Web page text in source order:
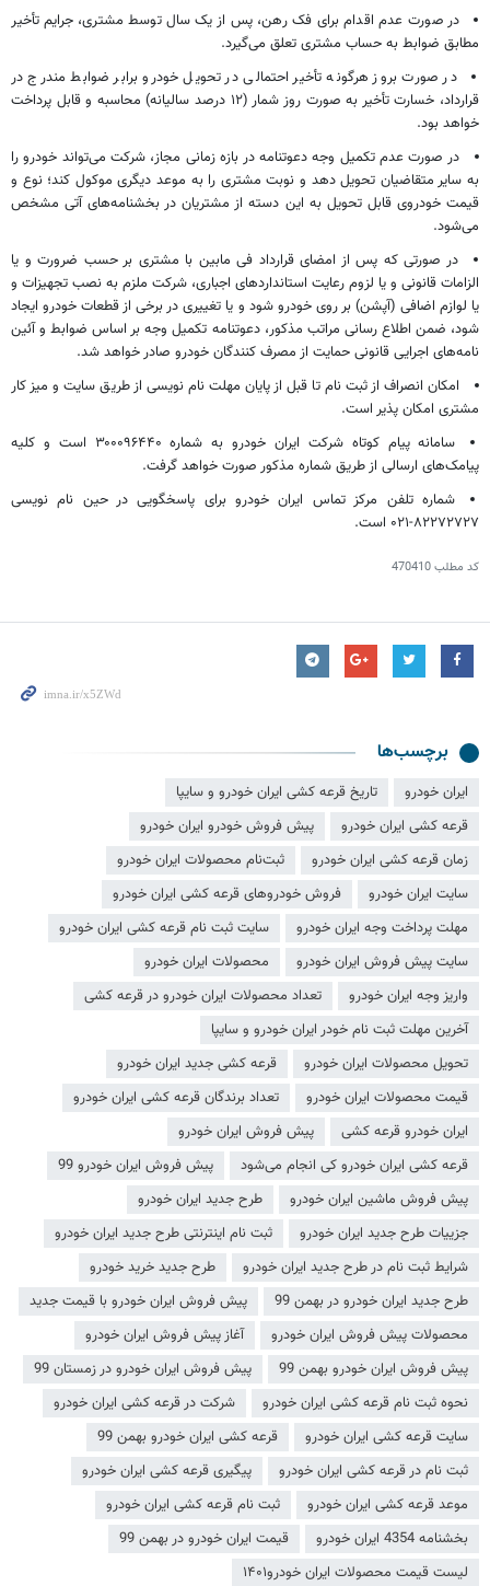
در صورت عدم اقدام برای فک رهن، پس از یک سال توسط مشتری، جرایم تأخیر
مطابق ضوابط به حساب مشتری تعلق می‌گیرد.
در صورت بروز هرگونه تأخیر احتمالی در تحویل خودرو برابر ضوابط مندرج در
قرارداد، خسارت تأخیر به صورت روز شمار (۱۲ درصد سالیانه) محاسبه و قابل پرداخت
خواهد بود.
در صورت عدم تکمیل وجه دعوتنامه در بازه زمانی مجاز، شرکت می‌تواند خودرو را
به سایر متقاضیان تحویل دهد و نوبت مشتری را به موعد دیگری موکول کند؛ نوع و
قیمت خودروی قابل تحویل به این دسته از مشتریان در بخشنامه‌های آتی مشخص
می‌شود.
در صورتی که پس از امضای قرارداد فی مابین با مشتری بر حسب ضرورت و یا
الزامات قانونی و یا لزوم رعایت استانداردهای اجباری، شرکت ملزم به نصب تجهیزات و
یا لوازم اضافی (آپشن) بر روی خودرو شود و یا تغییری در برخی از قطعات خودرو ایجاد
شود، ضمن اطلاع رسانی مراتب مذکور، دعوتنامه تکمیل وجه بر اساسضوابط و آئین
نامه‌های اجرایی قانونی حمایت از مصرف کنندگان خودرو صادر خواهد شد.
امکان انصراف ازثبت نام تا قبل از پایان مهلت نام نویسی از طریق سایت و میز کار
مشتری امکان پذیر است.
سامانه پیام کوتاه شرکت ایران خودرو به شماره ۳۰۰۰۹۶۴۴۰ است و کلیه
پیامک‌های ارسالی از طریق شماره مذکور صورت خواهد گرفت.
شماره تلفن مرکز تماس ایران خودرو برای پاسخگویی در حین نام نویسی
۸۲۲۷۲۷۲۷-۰۲۱ است.
کد مطلب470410
برچسب‌ها
ایران خودرو
تاریخ قرعه کشی ایران خودرو و سایپا
قرعه کشی ایران خودرو
پیش فروش خودرو ایران خودرو
زمان قرعه کشی ایران خودرو
ثبت‌نام محصولات ایران خودرو
سایت ایران خودرو
فروش خودروهای قرعه کشی ایران خودرو
مهلت پرداخت وجه ایران خودرو
سایت ثبت نام قرعه کشی ایران خودرو
سایت پیش فروش ایران خودرو
محصولات ایران خودرو
واریز وجه ایران خودرو
تعداد محصولات ایران خودرو در قرعه کشی
آخرین مهلت ثبت نام خودر ایران خودرو و سایپا
تحویل محصولات ایران خودرو
قرعه کشی جدید ایران خودرو
قیمت محصولات ایران خودرو
تعداد برندگان قرعه کشی ایران خودرو
ایران خودرو قرعه کشی
پیش فروش ایران خودرو
قرعه کشی ایران خودرو کی انجام می‌شود
پیش فروش ایران خودرو 99
پیش فروش ماشین ایران خودرو
طرح جدید ایران خودرو
جزییات طرح جدید ایران خودرو
ثبت نام اینترنتی طرح جدید ایران خودرو
شرایط ثبت نام در طرح جدید ایران خودرو
طرح جدید خرید خودرو
طرح جدید ایران خودرو در بهمن 99
پیش فروش ایران خودرو با قیمت جدید
محصولات پیش فروش ایران خودرو
آغاز پیش فروش ایران خودرو
پیش فروش ایران خودرو بهمن 99
پیش فروش ایران خودرو در زمستان 99
نحوه ثبت نام قرعه کشی ایران خودرو
شرکت در قرعه کشی ایران خودرو
سایت قرعه کشی ایران خودرو
قرعه کشی ایران خودرو بهمن 99
ثبت نام در قرعه کشی ایران خودرو
پیگیری قرعه کشی ایران خودرو
موعد قرعه کشی ایران خودرو
ثبت نام قرعه کشی ایران خودرو
بخشنامه 4354 ایران خودرو
قیمت ایران خودرو در بهمن 99
لیست قیمت محصولات ایران خودرو۱۴۰۱